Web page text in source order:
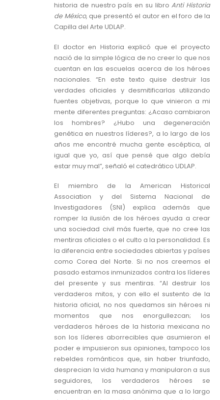
historia de nuestro país en su libroAnti Historia
de México, que presentó el autor en el foro de la
Capilla del Arte UDLAP.
El doctor en Historia explicó que el proyecto
nació de la simple lógica de no creer lo que nos
cuentan en las escuelas acerca de los héroes
nacionales. “En este texto quise destruir las
verdades oficiales y desmitificarlas utilizando
fuentes objetivas, porque lo que vinieron a mi
mente diferentes preguntas: ¿Acaso cambiaron
los hombres? ¿Hubo una degeneración
genética en nuestros líderes?, a lo largo de los
años me encontré mucha gente escéptica, al
igual que yo, así que pensé que algo debía
estar muy mal”, señaló el catedrático UDLAP.
El miembro de la American Historical
Association y del Sistema Nacional de
Investigadores (SNI) explica además que
romper la ilusión de los héroes ayuda a crear
una sociedad civil más fuerte, que no cree las
mentiras oficiales o el culto a la personalidad. Es
la diferencia entre sociedades abiertas y países
como Corea del Norte. Si no nos creemos el
pasado estamos inmunizados contra los líderes
del presente y sus mentiras. “Al destruir los
verdaderos mitos, y con ello el sustento de la
historia oficial, no nos quedamos sin héroes ni
momentos que nos enorgullezcan; los
verdaderos héroes de la historia mexicana no
son los líderes aborrecibles que asumieron el
poder e impusieron sus opiniones, tampoco los
rebeldes románticos que, sin haber triunfado,
desprecian la vida humana y manipularon a sus
seguidores, los verdaderos héroes se
encuentran en la masa anónima que a lo largo